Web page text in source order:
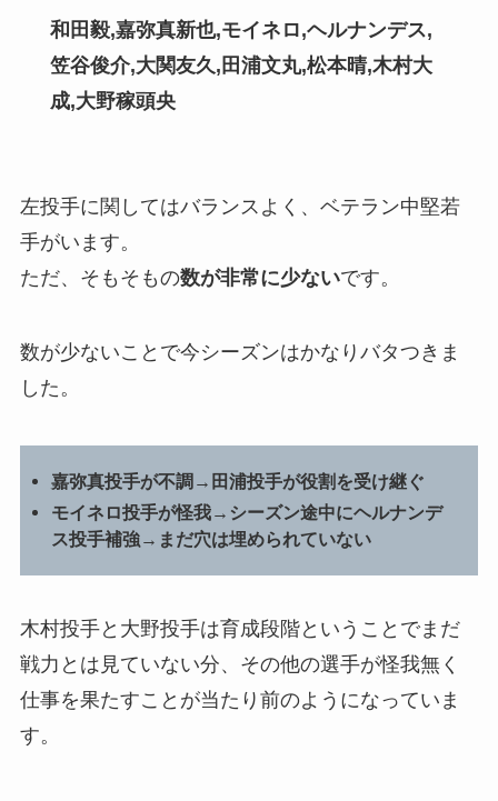
和田毅,嘉弥真新也,モイネロ,ヘルナンデス,
笠谷俊介,大関友久,田浦文丸,松本晴,木村大
成,大野稼頭央
左投手に関してはバランスよく、ベテラン中堅若
手がいます。
ただ、そもそもの数が非常に少ないです。
数が少ないことで今シーズンはかなりバタつきま
した。
嘉弥真投手が不調→田浦投手が役割を受け継ぐ
モイネロ投手が怪我→シーズン途中にヘルナンデ
ス投手補強→まだ穴は埋められていない
木村投手と大野投手は育成段階ということでまだ
戦力とは見ていない分、その他の選手が怪我無く
仕事を果たすことが当たり前のようになっていま
す。